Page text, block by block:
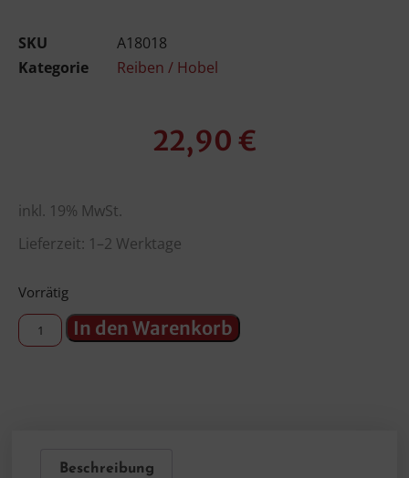
SKU
A18018
Kategorie
Reiben / Hobel
22,90 €
inkl. 19% MwSt.
Lieferzeit: 1–2 Werktage
Vorrätig
In den Warenkorb
Beschreibung